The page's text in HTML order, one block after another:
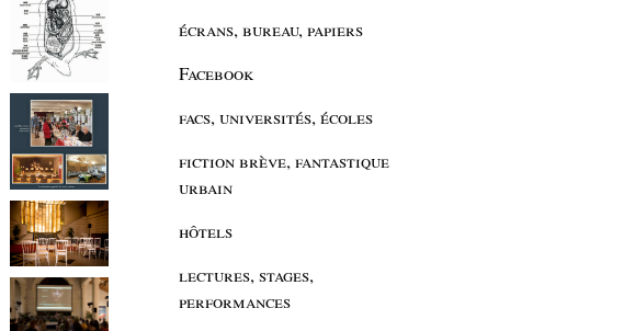
écrans, bureau, papiers
Facebook
facs, universités, écoles
fiction brève, fantastique
urbain
hôtels
lectures, stages,
performances